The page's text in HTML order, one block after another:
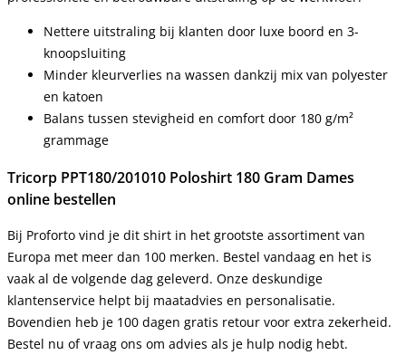
Nettere uitstraling bij klanten door luxe boord en 3-
knoopsluiting
Minder kleurverlies na wassen dankzij mix van polyester
en katoen
Balans tussen stevigheid en comfort door 180 g/m²
grammage
Tricorp PPT180/201010 Poloshirt 180 Gram Dames
online bestellen
Bij Proforto vind je dit shirt in het grootste assortiment van
Europa met meer dan 100 merken. Bestel vandaag en het is
vaak al de volgende dag geleverd. Onze deskundige
klantenservice helpt bij maatadvies en personalisatie.
Bovendien heb je 100 dagen gratis retour voor extra zekerheid.
Bestel nu of vraag ons om advies als je hulp nodig hebt.